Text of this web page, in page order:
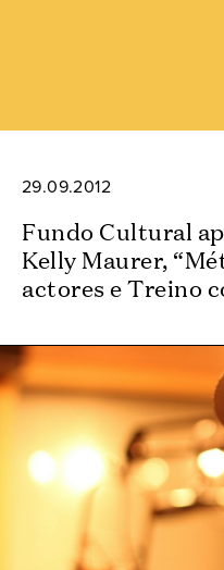
29.09.2012
Fundo Cultural
Kelly Maurer,
actores e Treino